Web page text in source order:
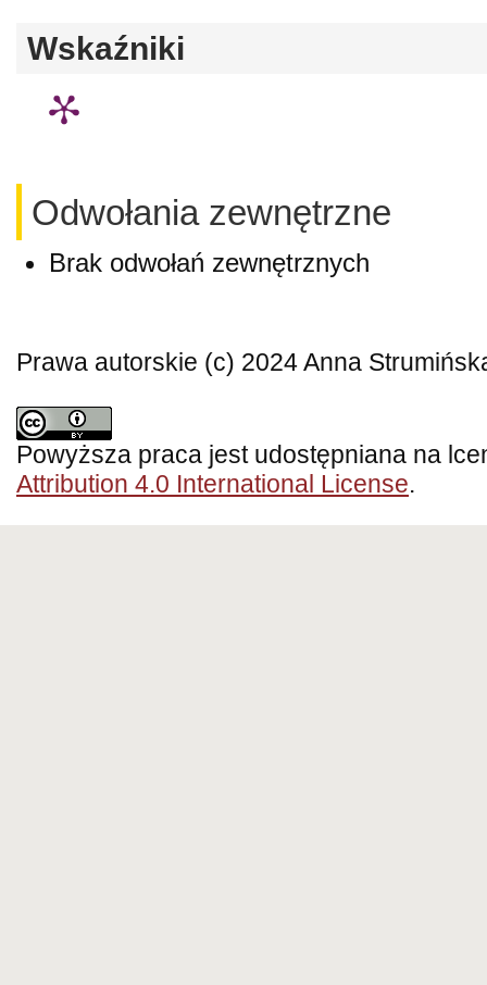
Wskaźniki
Odwołania zewnętrzne
Brak odwołań zewnętrznych
Prawa autorskie (c) 2024 Anna
Powyższa praca jest udostępniana na
Attribution 4.0 International License.